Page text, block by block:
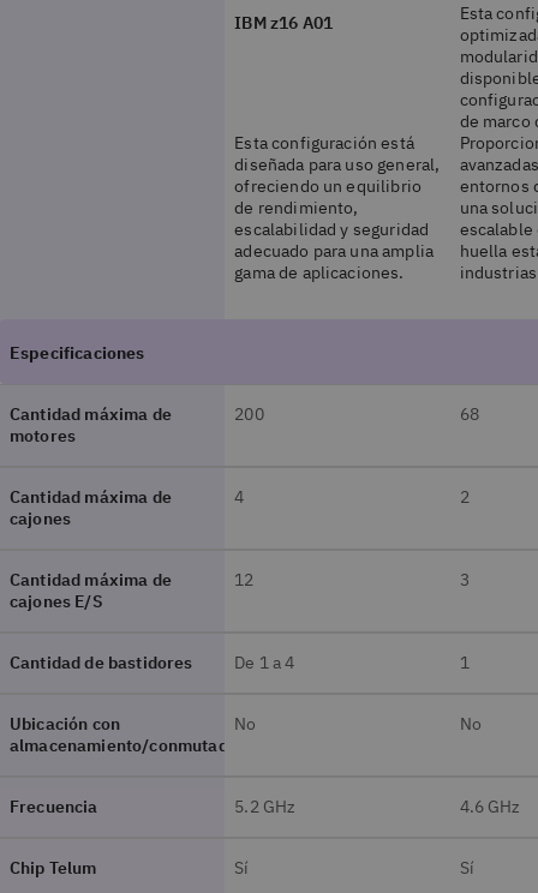
IBM z16 A01
Esta configuración está
diseñada para uso general,
ofreciendo un equilibrio
de rendimiento,
escalabilidad y seguridad
adecuado para una amplia
gama de aplicaciones.
Esta
de marco
entornos
una
escalable
huella
Cantidad máxima de
motores
200 68
Cantidad máxima de
cajones
4 2
Cantidad máxima de
cajones E/S
12 3
Cantidad de bastidores De 1 a 4 1
Ubicación con
almacenamiento/conmutador
No No
Frecuencia 5.2 GHz 4.6 GHz
Chip Telum Sí Sí